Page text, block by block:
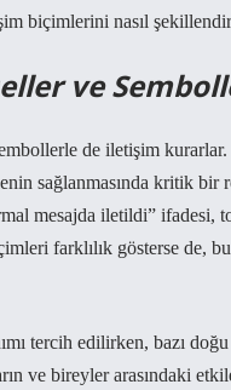
biçimlerini nasıl
ve
de iletişim kurarlar.
sağlanmasında kritik
mesajda iletildi” ifadesi,
farklılık gösterse de,
tercih edilirken, bazı
ve bireyler arasındaki